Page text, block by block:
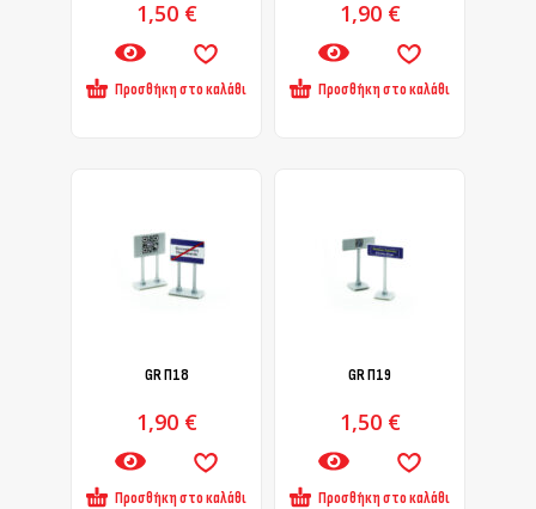
1,50 €
Προσθήκη στο καλάθι
1,90 €
Προσθήκη στο καλάθι
GR Π18
1,90 €
Προσθήκη στο καλάθι
GR Π19
1,50 €
Προσθήκη στο καλάθι